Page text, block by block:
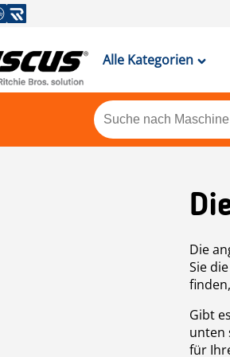
Alle Kategorien
Die
Sie
Gibt
unten
für